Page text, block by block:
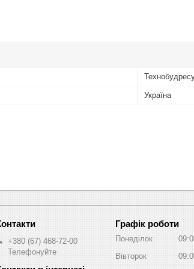
Україна
+380 (67) 468-72-00
Телефонуйте
Графік роботи
Понеділок
Вівторок